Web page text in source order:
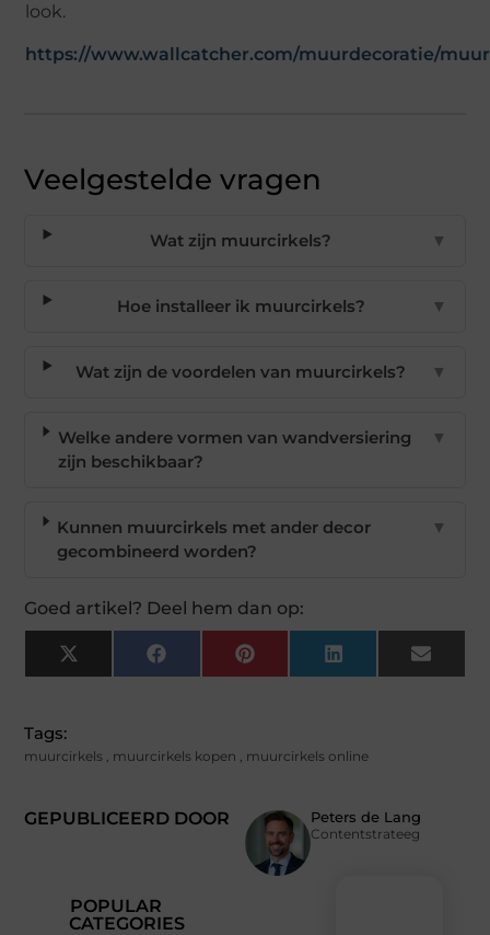
look.
https://www.wallcatcher.com/muurdecoratie/
Veelgestelde vragen
Wat zijn muurcirkels? ▼
Hoe installeer ik muurcirkels? ▼
Wat zijn de voordelen van muurcirkels? ▼
Welke andere vormen van wandversiering
zijn beschikbaar?
▼
Kunnen muurcirkels met ander decor
gecombineerd worden?
▼
Goed artikel? Deel hem dan op:
X
(Twitter)
FacebookPinterest LinkedIn Email
GEPUBLICEERD DOOR Peters de Lang
Contentstrateeg
Tags:
muurcirkels , muurcirkels kopen , muurcirkels online
POPULAR
CATEGORIES